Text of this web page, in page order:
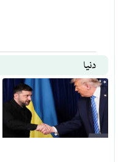
دنیا